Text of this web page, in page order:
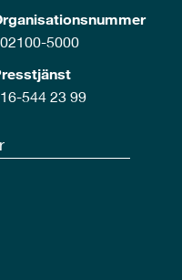
5000
544 23 99